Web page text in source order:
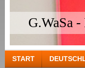
G.WaSa
START